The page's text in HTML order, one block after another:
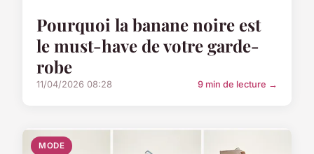
Pourquoi la banane noire est
le must-have de votre garde-
robe
11/04/2026 08:28 9 min de lecture →
MODE